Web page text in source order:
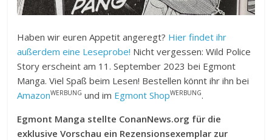
Haben wir euren Appetit angeregt? Hier findet ihr
außerdem eine Leseprobe! Nicht vergessen: Wild Police
Story erscheint am 11. September 2023 bei Egmont
Manga. Viel Spaß beim Lesen! Bestellen könnt ihr ihn bei
AmazonWERBUNG und im Egmont ShopWERBUNG.
Egmont Manga stellte ConanNews.org für die
exklusive Vorschau ein Rezensionsexemplar zur